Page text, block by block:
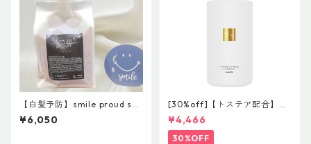
【白髪予防】smile proud sha
mpoo 1000ml スマイルプ
ラウドシャンプー【スマイル
¥6,050
[30%off]【トステア配合】ハ
ホニコ キラメトゥインクル
シャンプー 1000mL
¥4,466
30%OFF